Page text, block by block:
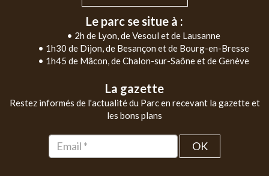
Le parc se situe à :
• 2h de Lyon, de Vesoul et de Lausanne
• 1h30 de Dijon, de Besançon et de Bourg-en-Bresse
• 1h45 de Mâcon, de Chalon-sur-Saône et de Genève
La gazette
Restez informés de l'actualité du Parc en recevant la gazette et
les bons plans
OK